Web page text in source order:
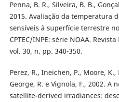
Penna, B. R., Silveira, B. B.,
2015. Avaliação da temperatura
sensíveis à superfície terrestre
CPTEC/INPE: série NOAA.
vol. 30, n. pp. 340-350.
Perez, R., Ineichen, P., Moore,
George, R. e Vignola, F., 2002. A
satellite-derived irradiances: